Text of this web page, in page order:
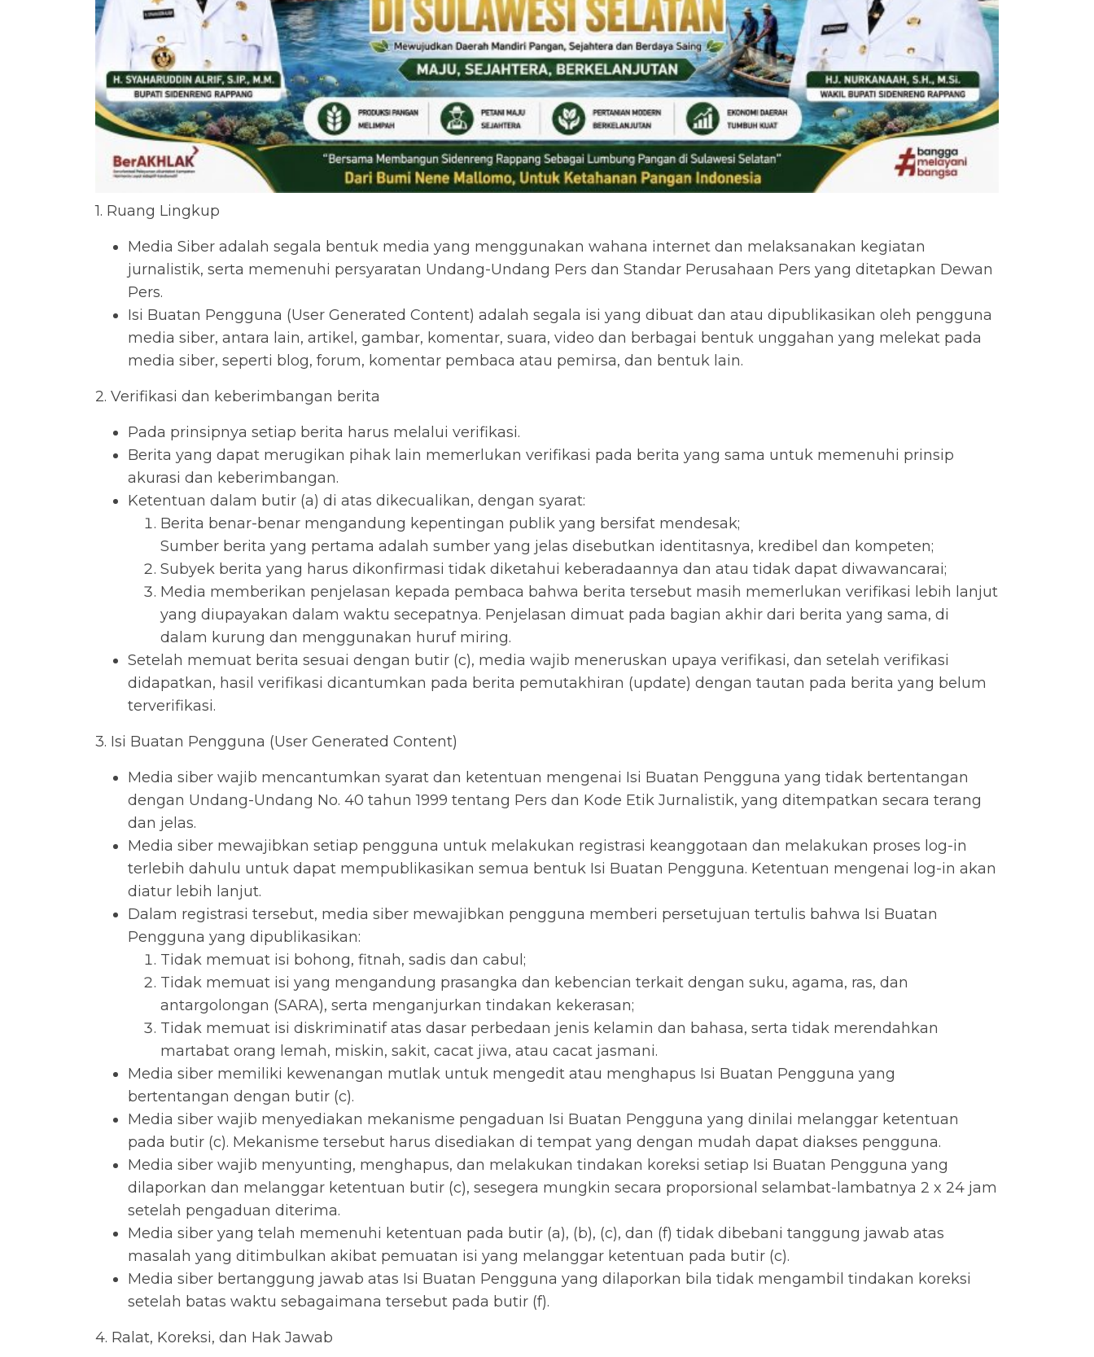
1. Ruang Lingkup
Media Siber adalah segala bentuk media yang menggunakan wahana internet dan melaksanakan kegiatan
jurnalistik, serta memenuhi persyaratan Undang-Undang Pers dan Standar Perusahaan Pers yang ditetapkan Dewan
Pers.
Isi Buatan Pengguna (User Generated Content) adalah segala isi yang dibuat dan atau dipublikasikan oleh pengguna
media siber, antara lain, artikel, gambar, komentar, suara, video dan berbagai bentuk unggahan yang melekat pada
media siber, seperti blog, forum, komentar pembaca atau pemirsa, dan bentuk lain.
2. Verifikasi dan keberimbangan berita
Pada prinsipnya setiap berita harus melalui verifikasi.
Berita yang dapat merugikan pihak lain memerlukan verifikasi pada berita yang sama untuk memenuhi prinsip
akurasi dan keberimbangan.
Ketentuan dalam butir (a) di atas dikecualikan, dengan syarat:
Berita benar-benar mengandung kepentingan publik yang bersifat mendesak;
Sumber berita yang pertama adalah sumber yang jelas disebutkan identitasnya, kredibel dan kompeten;
Subyek berita yang harus dikonfirmasi tidak diketahui keberadaannya dan atau tidak dapat diwawancarai;
Media memberikan penjelasan kepada pembaca bahwa berita tersebut masih memerlukan verifikasi lebih lanjut
yang diupayakan dalam waktu secepatnya. Penjelasan dimuat pada bagian akhir dari berita yang sama, di
dalam kurung dan menggunakan huruf miring.
Setelah memuat berita sesuai dengan butir (c), media wajib meneruskan upaya verifikasi, dan setelah verifikasi
didapatkan, hasil verifikasi dicantumkan pada berita pemutakhiran (update) dengan tautan pada berita yang belum
terverifikasi.
3. Isi Buatan Pengguna (User Generated Content)
Media siber wajib mencantumkan syarat dan ketentuan mengenai Isi Buatan Pengguna yang tidak bertentangan
dengan Undang-Undang No. 40 tahun 1999 tentang Pers dan Kode Etik Jurnalistik, yang ditempatkan secara terang
dan jelas.
Media siber mewajibkan setiap pengguna untuk melakukan registrasi keanggotaan dan melakukan proses log-in
terlebih dahulu untuk dapat mempublikasikan semua bentuk Isi Buatan Pengguna. Ketentuan mengenai log-in akan
diatur lebih lanjut.
Dalam registrasi tersebut, media siber mewajibkan pengguna memberi persetujuan tertulis bahwa Isi Buatan
Pengguna yang dipublikasikan:
Tidak memuat isi bohong, fitnah, sadis dan cabul;
Tidak memuat isi yang mengandung prasangka dan kebencian terkait dengan suku, agama, ras, dan
antargolongan (SARA), serta menganjurkan tindakan kekerasan;
Tidak memuat isi diskriminatif atas dasar perbedaan jenis kelamin dan bahasa, serta tidak merendahkan
martabat orang lemah, miskin, sakit, cacat jiwa, atau cacat jasmani.
Media siber memiliki kewenangan mutlak untuk mengedit atau menghapus Isi Buatan Pengguna yang
bertentangan dengan butir (c).
Media siber wajib menyediakan mekanisme pengaduan Isi Buatan Pengguna yang dinilai melanggar ketentuan
pada butir (c). Mekanisme tersebut harus disediakan di tempat yang dengan mudah dapat diakses pengguna.
Media siber wajib menyunting, menghapus, dan melakukan tindakan koreksi setiap Isi Buatan Pengguna yang
dilaporkan dan melanggar ketentuan butir (c), sesegera mungkin secara proporsional selambat-lambatnya 2 x 24 jam
setelah pengaduan diterima.
Media siber yang telah memenuhi ketentuan pada butir (a), (b), (c), dan (f) tidak dibebani tanggung jawab atas
masalah yang ditimbulkan akibat pemuatan isi yang melanggar ketentuan pada butir (c).
Media siber bertanggung jawab atas Isi Buatan Pengguna yang dilaporkan bila tidak mengambil tindakan koreksi
setelah batas waktu sebagaimana tersebut pada butir (f).
4. Ralat, Koreksi, dan Hak Jawab